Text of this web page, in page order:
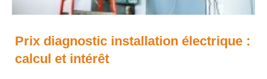
Prix diagnostic installation électrique :
calcul et intérêt